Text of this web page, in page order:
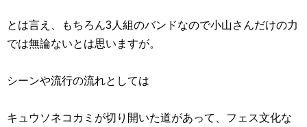
とは言え、もちろん3人組のバンドなので小山さんだけの力
では無論ないとは思いますが。
シーンや流行の流れとしては
キュウソネコカミが切り開いた道があって、フェス文化な